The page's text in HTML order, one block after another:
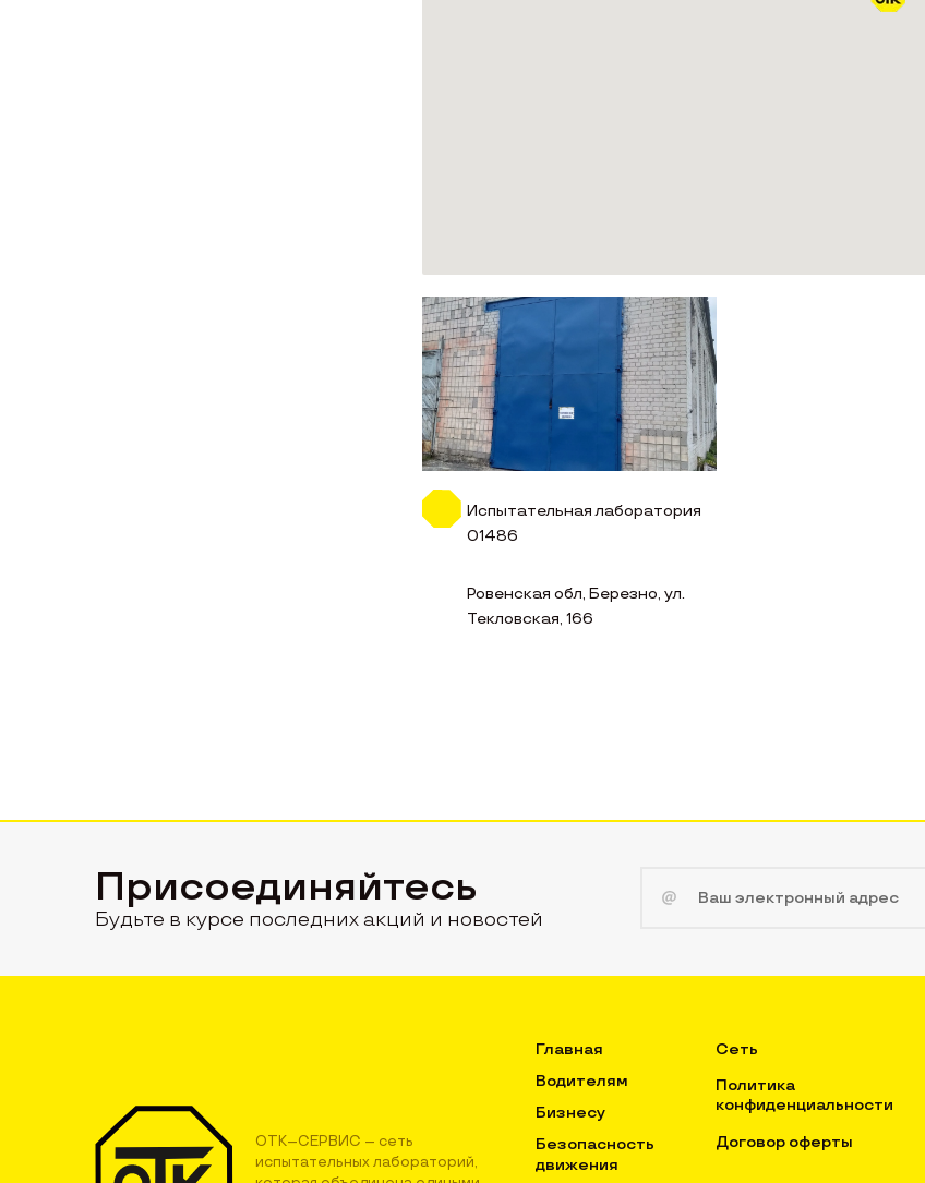
Испытательная лаборатория
01486
Ровенская обл, Березно, ул.
Текловская, 166
Присоединяйтесь
Будьте в курсе последних акций и новостей
ОТК–СЕРВИС – сеть
испытательных лабораторий,
Главная
Водителям
Бизнесу
Безопасность
движения
Сеть
Политика
конфиденциальности
Договор оферты